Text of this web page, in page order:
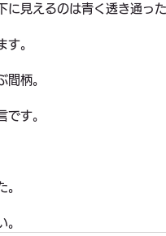
見えるのは青く透き通った
す。
間柄。
です。
。
。